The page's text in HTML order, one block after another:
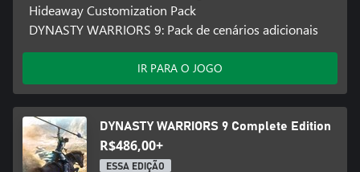
Hideaway Customization Pack
DYNASTY WARRIORS 9: Pack de cenários adicionais
IR PARA O JOGO
DYNASTY WARRIORS 9 Complete Edition
R$486,00+
ESSA EDIÇÃO